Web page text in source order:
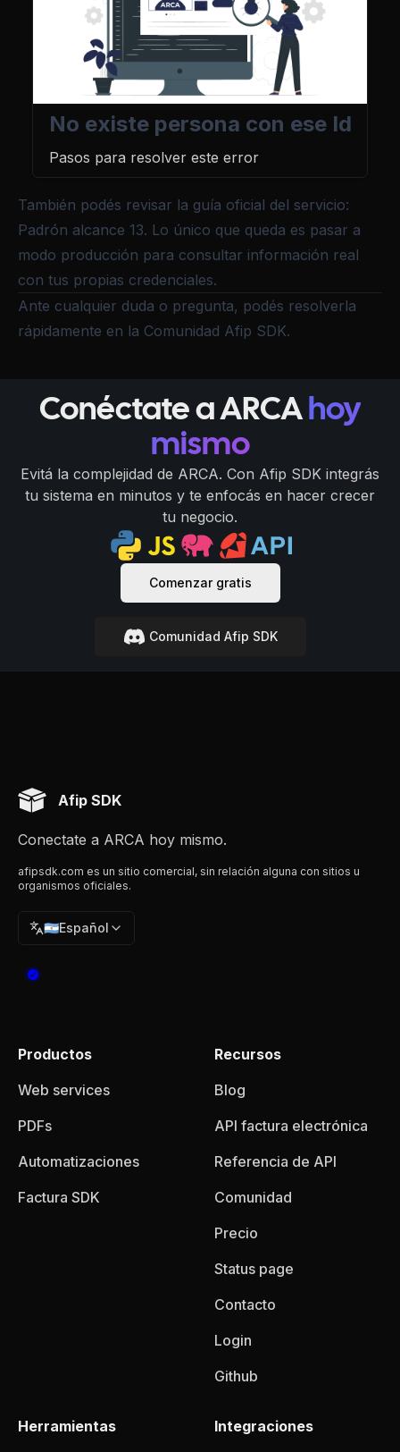
No existe persona con ese Id
Pasos para resolver este error
También podés revisar la guía oficial del servicio:
Padrón alcance 13. Lo único que queda es pasar a
modo producción para consultar información real
con tus propias credenciales.
Ante cualquier duda o pregunta, podés resolverla
rápidamente en la Comunidad Afip SDK.
Conéctate a ARCA hoy
mismo
Evitá la complejidad de ARCA. Con Afip SDK integrás
tu sistema en minutos y te enfocás en hacer crecer
tu negocio.
Comenzar gratis
Comunidad Afip SDK
Afip SDK
Conectate a ARCA hoy mismo.
afipsdk.com es un sitio comercial, sin relación alguna con sitios u
organismos oficiales.
🇦🇷Español
Productos
Web services
PDFs
Automatizaciones
Factura SDK
Recursos
Blog
API factura electrónica
Referencia de API
Comunidad
Precio
Status page
Contacto
Login
Github
Herramientas
Integraciones